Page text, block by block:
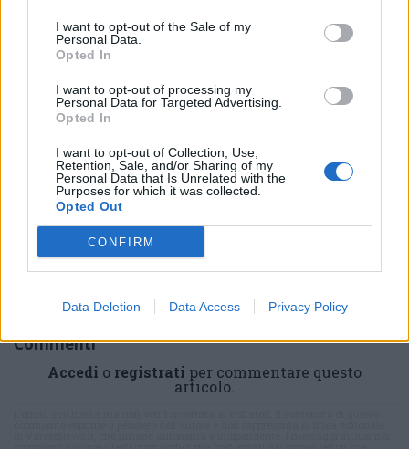
I want to opt-out of the Sale of my
Personal Data.
Opted In
I want to opt-out of processing my
Personal Data for Targeted Advertising.
Opted In
I want to opt-out of Collection, Use,
Retention, Sale, and/or Sharing of my
Personal Data that Is Unrelated with the
Purposes for which it was collected.
Opted Out
CONFIRM
Data Deletion Data Access Privacy Policy
Commenti
Accedi o registrati per commentare questo
articolo.